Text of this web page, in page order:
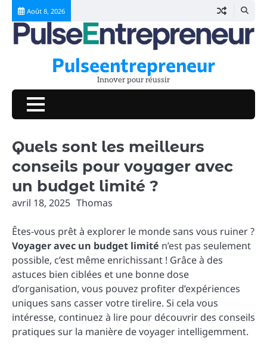
Skip
content
Août 8, 2026
Pulseentrepreneur
Innover pour réussir
Quels sont les meilleurs
conseils pour voyager avec
un budget limité ?
avril 18, 2025 Thomas
Êtes-vous prêt à explorer le monde sans vous ruiner ?
Voyager avec un budget limité n’est pas seulement
possible, c’est même enrichissant ! Grâce à des
astuces bien ciblées et une bonne dose
d’organisation, vous pouvez profiter d’expériences
uniques sans casser votre tirelire. Si cela vous
intéresse, continuez à lire pour découvrir des conseils
pratiques sur la manière de voyager intelligemment.